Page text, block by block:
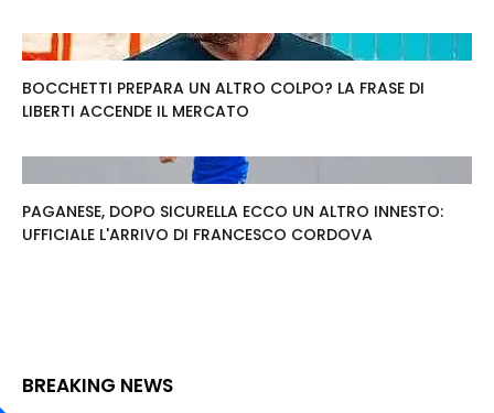
BOCCHETTI PREPARA UN ALTRO COLPO? LA FRASE DI
LIBERTI ACCENDE IL MERCATO
PAGANESE, DOPO SICURELLA ECCO UN ALTRO INNESTO:
UFFICIALE L'ARRIVO DI FRANCESCO CORDOVA
BREAKING NEWS